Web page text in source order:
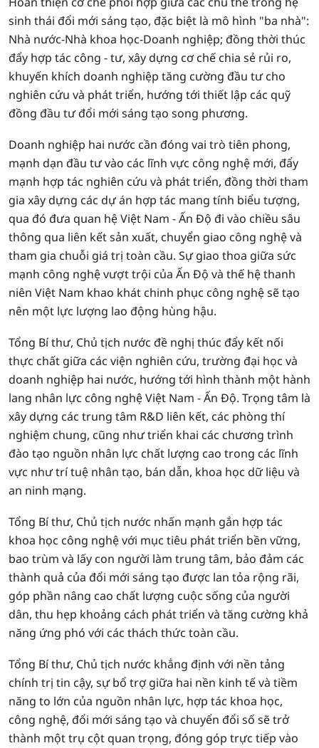
sinh thái đổi mới sáng tạo, đặc biệt là mô hình "ba nhà":
Nhà nước-Nhà khoa học-Doanh nghiệp; đồng thời thúc
đẩy hợp tác công - tư, xây dựng cơ chế chia sẻ rủi ro,
khuyến khích doanh nghiệp tăng cường đầu tư cho
nghiên cứu và phát triển, hướng tới thiết lập các quỹ
đồng đầu tư đổi mới sáng tạo song phương.
Doanh nghiệp hai nước cần đóng vai trò tiên phong,
mạnh dạn đầu tư vào các lĩnh vực công nghệ mới, đẩy
mạnh hợp tác nghiên cứu và phát triển, đồng thời tham
gia xây dựng các dự án hợp tác mang tính biểu tượng,
qua đó đưa quan hệ Việt Nam - Ấn Độ đi vào chiều sâu
thông qua liên kết sản xuất, chuyển giao công nghệ và
tham gia chuỗi giá trị toàn cầu. Sự giao thoa giữa sức
mạnh công nghệ vượt trội của Ấn Độ và thế hệ thanh
niên Việt Nam khao khát chinh phục công nghệ sẽ tạo
nên một lực lượng lao động hùng hậu.
Tổng Bí thư, Chủ tịch nước đề nghị thúc đẩy kết nối
thực chất giữa các viện nghiên cứu, trường đại học và
doanh nghiệp hai nước, hướng tới hình thành một hành
lang nhân lực công nghệ Việt Nam - Ấn Độ. Trọng tâm là
xây dựng các trung tâm R&D liên kết, các phòng thí
nghiệm chung, cũng như triển khai các chương trình
đào tạo nguồn nhân lực chất lượng cao trong các lĩnh
vực như trí tuệ nhân tạo, bán dẫn, khoa học dữ liệu và
an ninh mạng.
Tổng Bí thư, Chủ tịch nước nhấn mạnh gắn hợp tác
khoa học công nghệ với mục tiêu phát triển bền vững,
bao trùm và lấy con người làm trung tâm, bảo đảm các
thành quả của đổi mới sáng tạo được lan tỏa rộng rãi,
góp phần nâng cao chất lượng cuộc sống của người
dân, thu hẹp khoảng cách phát triển và tăng cường khả
năng ứng phó với các thách thức toàn cầu.
Tổng Bí thư, Chủ tịch nước khẳng định với nền tảng
chính trị tin cậy, sự bổ trợ giữa hai nền kinh tế và tiềm
năng to lớn của nguồn nhân lực, hợp tác khoa học,
công nghệ, đổi mới sáng tạo và chuyển đổi số sẽ trở
thành một trụ cột quan trọng, đóng góp trực tiếp vào